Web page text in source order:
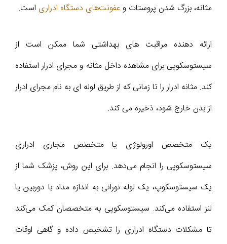
مثانه، بزرگ شدن پروستات وعفونت‌های دستگاه ادراری است.
ارائه دهنده مراقبت های بهداشتی شما ممکن است از
سیستوسکوپی برای مشاهده داخل مثانه و مجرای ادرار استفاده
کند. مثانه ادرار را تا زمانی که از طریق لوله ای به نام مجرای ادرار
از بدن خارج شود، ذخیره می کند.
یک متخصص اورولوژی یا متخصص مجاری ادراری
سیستوسکوپی را انجام می‌دهد. برای این روش، پزشک شما از
یک سیستوسکوپ، یک لوله نورانی به اندازه مداد با دوربین یا
لنز استفاده می‌کند. سیستوسکوپی به متخصصان کمک می‌کند
تا مشکلات دستگاه ادراری را تشخیص داده و گاهی اوقات